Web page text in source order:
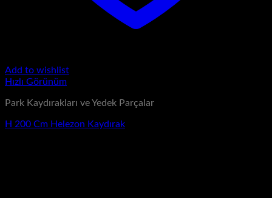
Add to wishlist
Hızlı Görünüm
Park Kaydırakları ve Yedek Parçalar
H 200 Cm Helezon Kaydırak